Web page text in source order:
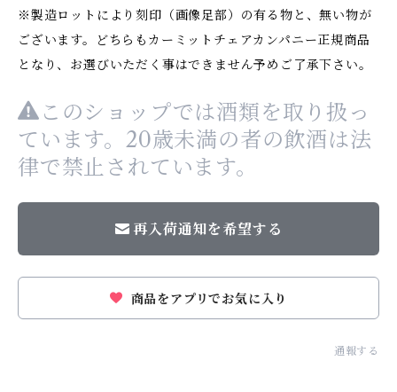
※製造ロットにより刻印（画像足部）の有る物と、無い物が
ございます。どちらもカーミットチェアカンパニー正規商品
となり、お選びいただく事はできません予めご了承下さい。
このショップでは酒類を取り扱っ
ています。20歳未満の者の飲酒は法
律で禁止されています。
再入荷通知を希望する
商品をアプリでお気に入り
通報する